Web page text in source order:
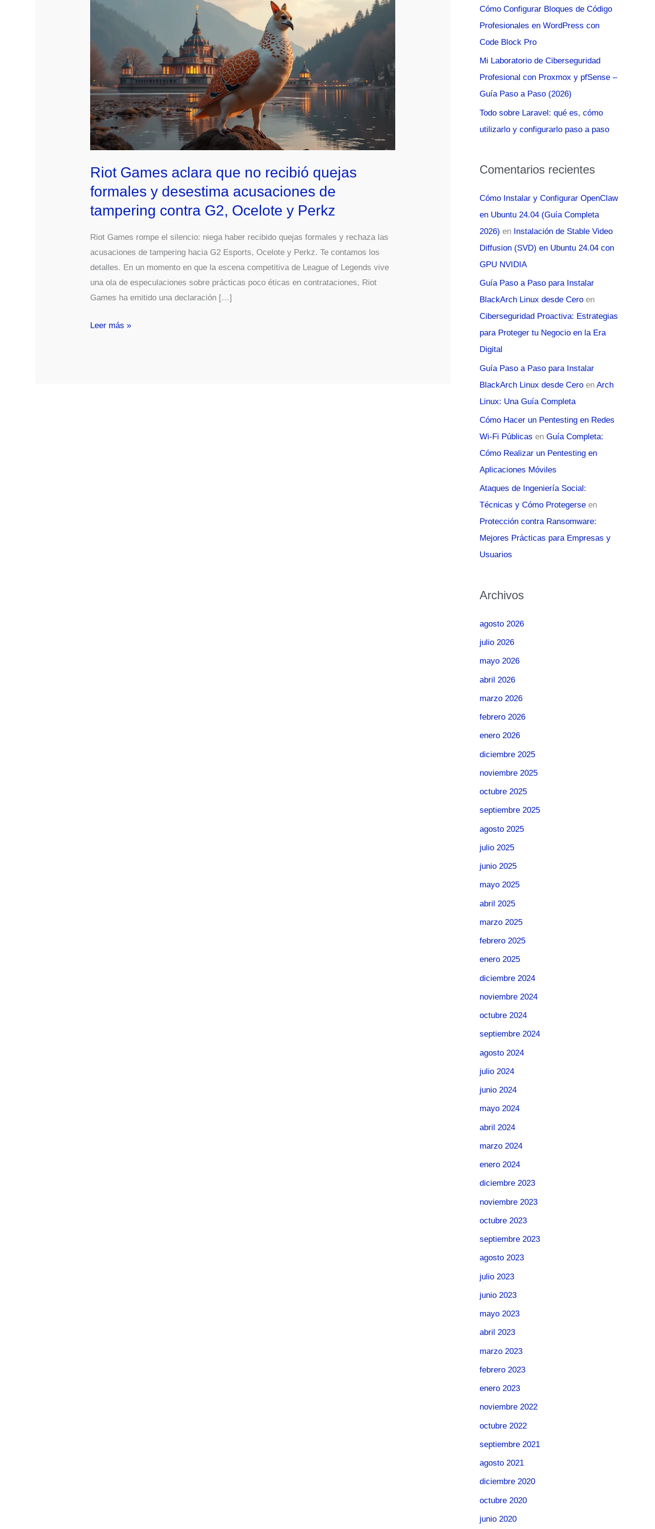
Riot Games aclara que no recibió quejas
formales y desestima acusaciones de
tampering contra G2, Ocelote y Perkz
Riot Games rompe el silencio: niega haber recibido quejas formales y rechaza las
acusaciones de tampering hacia G2 Esports, Ocelote y Perkz. Te contamos los
detalles. En un momento en que la escena competitiva de League of Legends vive
una ola de especulaciones sobre prácticas poco éticas en contrataciones, Riot
Games ha emitido una declaración […]
Riot
Leer más »
:
Cómo Configurar Bloques de Código
Profesionales en WordPress con
Code Block Pro
Mi Laboratorio de Ciberseguridad
Profesional con Proxmox y pfSense –
Guía Paso a Paso (2026)
Todo sobre Laravel: qué es, cómo
utilizarlo y configurarlo paso a paso
Comentarios recientes
Cómo Instalar y Configurar OpenClaw
en Ubuntu 24.04 (Guía Completa
2026) en Instalación de Stable Video
Diffusion (SVD) en Ubuntu 24.04 con
GPU NVIDIA
Guía Paso a Paso para Instalar
BlackArch Linux desde Cero en
Ciberseguridad Proactiva: Estrategias
para Proteger tu Negocio en la Era
Digital
Guía Paso a Paso para Instalar
BlackArch Linux desde Cero en Arch
Linux: Una Guía Completa
Cómo Hacer un Pentesting en Redes
Wi-Fi Públicas en Guía Completa:
Cómo Realizar un Pentesting en
Aplicaciones Móviles
Ataques de Ingeniería Social:
Técnicas y Cómo Protegerse en
Protección contra Ransomware:
Mejores Prácticas para Empresas y
Usuarios
Archivos
agosto 2026
julio 2026
mayo 2026
abril 2026
marzo 2026
febrero 2026
enero 2026
diciembre 2025
noviembre 2025
octubre 2025
septiembre 2025
agosto 2025
julio 2025
junio 2025
mayo 2025
abril 2025
marzo 2025
febrero 2025
enero 2025
diciembre 2024
noviembre 2024
octubre 2024
septiembre 2024
agosto 2024
julio 2024
junio 2024
mayo 2024
abril 2024
marzo 2024
enero 2024
diciembre 2023
noviembre 2023
octubre 2023
septiembre 2023
agosto 2023
julio 2023
junio 2023
mayo 2023
abril 2023
marzo 2023
febrero 2023
enero 2023
noviembre 2022
octubre 2022
septiembre 2021
agosto 2021
diciembre 2020
octubre 2020
junio 2020